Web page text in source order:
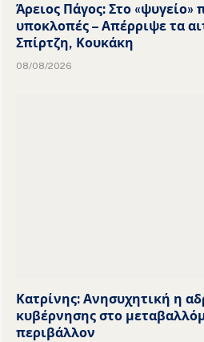
Άρειος Πάγος: Στο «ψυγείο»
υποκλοπές – Απέρριψε τα
Σπίρτζη, Κουκάκη
08/08/2026
Κατρίνης: Ανησυχητική η
κυβέρνησης στο
περιβάλλον